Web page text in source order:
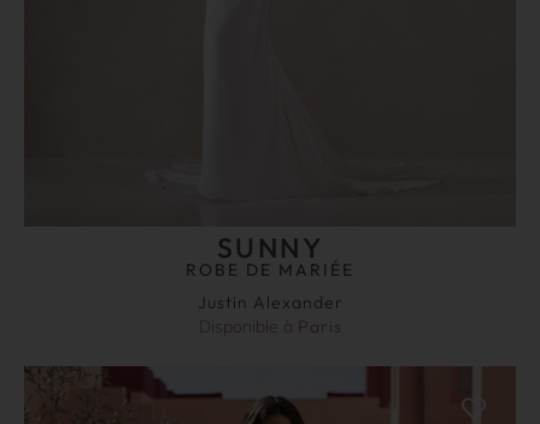
SUNNY
ROBE DE MARIÉE
Justin Alexander
Disponible à Paris